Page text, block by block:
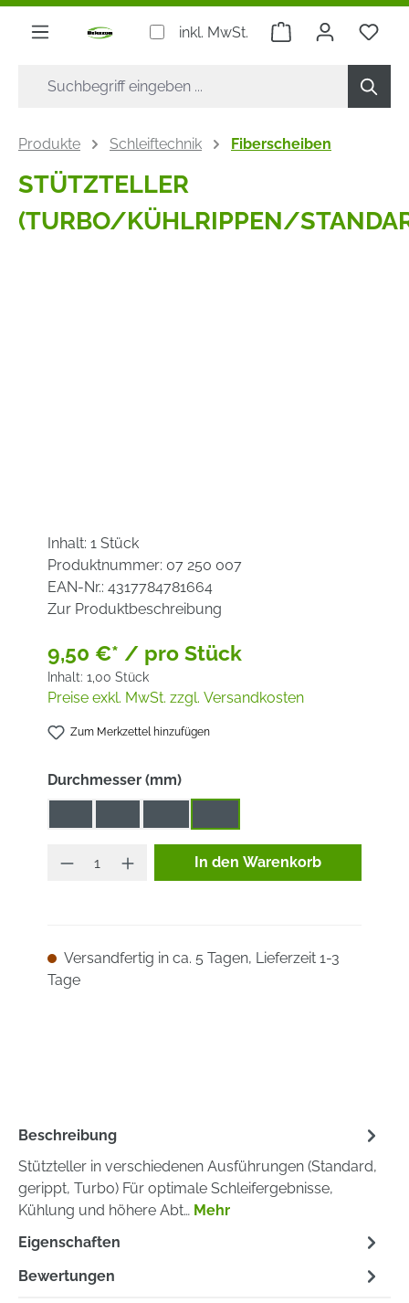
springen
inkl. MwSt. Warenkorb
Produkte Schleiftechnik Fiberscheiben
STÜTZTELLER
(TURBO/KÜHLRIPPEN/
Inhalt: 1 Stück
Produktnummer: 07 250 007
EAN-Nr.: 4317784781664
Zur Produktbeschreibung
9,50 €* / pro Stück
Inhalt: 1,00 Stück
Preise exkl. MwSt. zzgl. Versandkosten
Zum Merkzettel hinzufügen
Durchmesser (mm)auswählen
Produkt Anzahl: Gib den
In den Warenkorb
Versandfertig in ca. 5 Tagen, Lieferzeit 1-3
Tage
Beschreibung
Stützteller in verschiedenen Ausführungen (Standard,
gerippt, Turbo) Für optimale Schleifergebnisse,
Kühlung und höhere Abt… Mehr
Eigenschaften
Bewertungen